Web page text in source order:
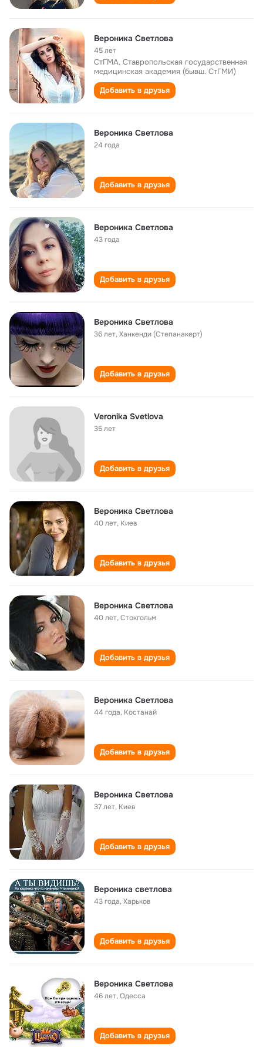
Вероника Светлова
45 лет
СтГМА, Ставропольская государственная
медицинская академия (бывш. СтГМИ)
Добавить в друзья
Вероника Светлова
24 года
Добавить в друзья
Вероника Светлова
43 года
Добавить в друзья
Вероника Светлова
36 лет,Ханкенди (Степанакерт)
Добавить в друзья
Veronika Svetlova
35 лет
Добавить в друзья
Вероника Светлова
40 лет, Киев
Добавить в друзья
Вероника Светлова
40 лет,Стокгольм
Добавить в друзья
Вероника Светлова
44 года, Костанай
Добавить в друзья
Вероника Светлова
37 лет, Киев
Добавить в друзья
Вероника светлова
43 года,Харьков
Добавить в друзья
Вероника Светлова
46 лет,Одесса
Добавить в друзья